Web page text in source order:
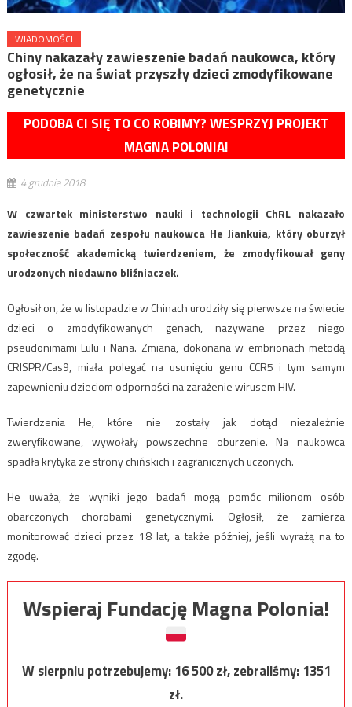
WIADOMOŚCI
Chiny nakazały zawieszenie badań naukowca, który
ogłosił, że na świat przyszły dzieci zmodyfikowane
genetycznie
PODOBA CI SIĘ TO CO ROBIMY? WESPRZYJ PROJEKT
MAGNA POLONIA!
4 grudnia 2018
W czwartek ministerstwo nauki i technologii ChRL nakazało
zawieszenie badań zespołu naukowca He Jiankuia, który oburzył
społeczność akademicką twierdzeniem, że zmodyfikował geny
urodzonych niedawno bliźniaczek.
Ogłosił on, że w listopadzie w Chinach urodziły się pierwsze na świecie
dzieci o zmodyfikowanych genach, nazywane przez niego
pseudonimami Lulu i Nana. Zmiana, dokonana w embrionach metodą
CRISPR/Cas9, miała polegać na usunięciu genu CCR5 i tym samym
zapewnieniu dzieciom odporności na zarażenie wirusem HIV.
Twierdzenia He, które nie zostały jak dotąd niezależnie
zweryfikowane, wywołały powszechne oburzenie. Na naukowca
spadła krytyka ze strony chińskich i zagranicznych uczonych.
He uważa, że wyniki jego badań mogą pomóc milionom osób
obarczonych chorobami genetycznymi. Ogłosił, że zamierza
monitorować dzieci przez 18 lat, a także później, jeśli wyrażą na to
zgodę.
Wspieraj Fundację Magna Polonia!
W sierpniu potrzebujemy:16 500zł, zebraliśmy:1351
zł.